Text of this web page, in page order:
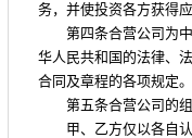
务，并使投资各方获得应
第四条合营公司为
华人民共和国的法律、
合同及章程的各项规定。
第五条合营公司的
甲、乙方仅以各自